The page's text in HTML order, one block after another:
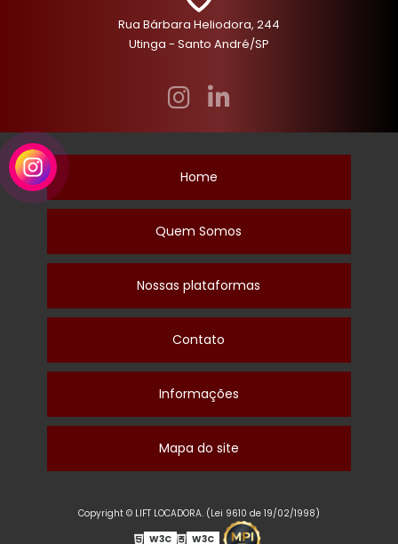
Rua Bárbara Heliodora, 244
Utinga - Santo André/SP
Home
Quem Somos
Nossas plataformas
Contato
Informações
Mapa do site
Copyright © LIFT LOCADORA. (Lei 9610 de 19/02/1998)
W3C
W3C